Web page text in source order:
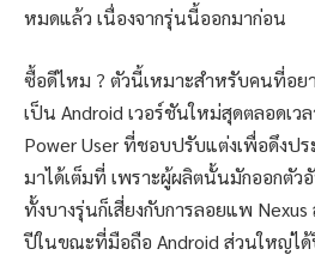
หมดแล้ว เนื่องจากรุ่นนี้ออกมาก่อน
ซื้อดีไหม ? ตัวนี้เหมาะสำหรับคนที่อย
เป็น Android เวอร์ชันใหม่สุดตลอดเว
Power User ที่ชอบปรับแต่งเพื่อดึงป
มาได้เต็มที่ เพราะผู้ผลิตนั้นมักออกตัว
ทั้งบางรุ่นก็เสี่ยงกับการลอยแพ
ปีในขณะที่มือถือ Android ส่วนใหญ่ได้